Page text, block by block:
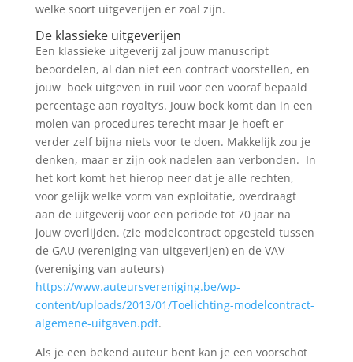
welke soort uitgeverijen er zoal zijn.
De klassieke uitgeverijen
Een klassieke uitgeverij zal jouw manuscript
beoordelen, al dan niet een contract voorstellen, en
jouw boek uitgeven in ruil voor een vooraf bepaald
percentage aan royalty’s. Jouw boek komt dan in een
molen van procedures terecht maar je hoeft er
verder zelf bijna niets voor te doen. Makkelijk zou je
denken, maar er zijn ook nadelen aan verbonden. In
het kort komt het hierop neer dat je alle rechten,
voor gelijk welke vorm van exploitatie, overdraagt
aan de uitgeverij voor een periode tot 70 jaar na
jouw overlijden. (zie modelcontract opgesteld tussen
de GAU (vereniging van uitgeverijen) en de VAV
(vereniging van auteurs)
https://www.auteursvereniging.be/wp-
content/uploads/2013/01/Toelichting-modelcontract-
algemene-uitgaven.pdf.
Als je een bekend auteur bent kan je een voorschot